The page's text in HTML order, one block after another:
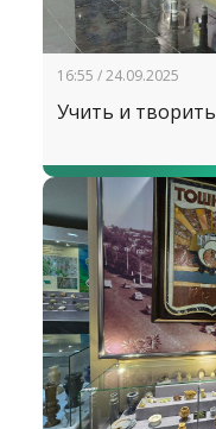
16:55 / 24.09.2025
Учить и творить